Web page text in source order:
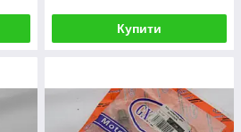
Купити